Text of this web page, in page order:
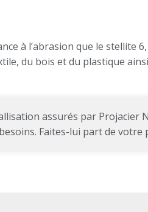
à l’abrasion que le stellite
du bois et du plastique
assurés par Projacier
Faites-lui part de